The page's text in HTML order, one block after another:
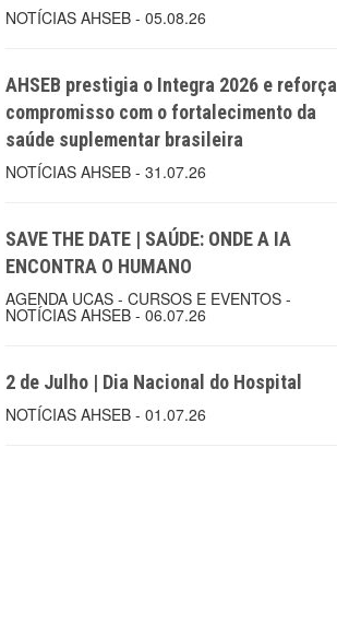
NOTÍCIAS AHSEB - 05.08.26
AHSEB prestigia o Integra 2026 e reforça
compromisso com o fortalecimento da
saúde suplementar brasileira
NOTÍCIAS AHSEB - 31.07.26
SAVE THE DATE | SAÚDE: ONDE A IA
ENCONTRA O HUMANO
AGENDA UCAS - CURSOS E EVENTOS -
NOTÍCIAS AHSEB - 06.07.26
2 de Julho | Dia Nacional do Hospital
NOTÍCIAS AHSEB - 01.07.26